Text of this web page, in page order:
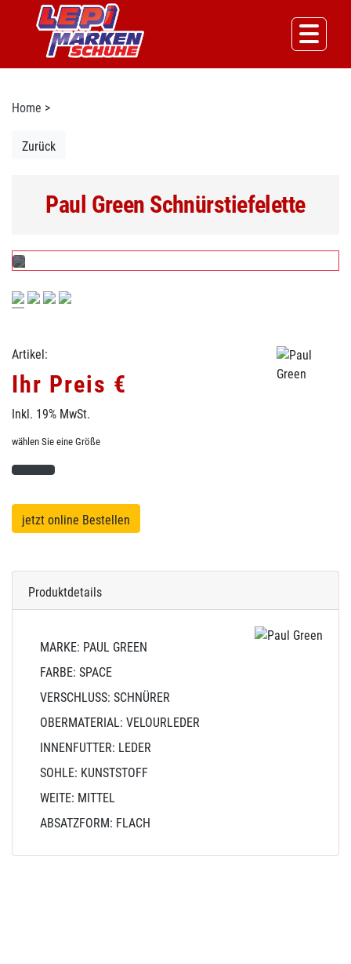
Home >
Zurück
Paul Green Schnürstiefelette
Artikel:
Ihr Preis €
Inkl. 19% MwSt.
wählen Sie eine Größe
jetzt online Bestellen
Produktdetails
MARKE: PAUL GREEN
FARBE: SPACE
VERSCHLUSS: SCHNÜRER
OBERMATERIAL: VELOURLEDER
INNENFUTTER: LEDER
SOHLE: KUNSTSTOFF
WEITE: MITTEL
ABSATZFORM: FLACH